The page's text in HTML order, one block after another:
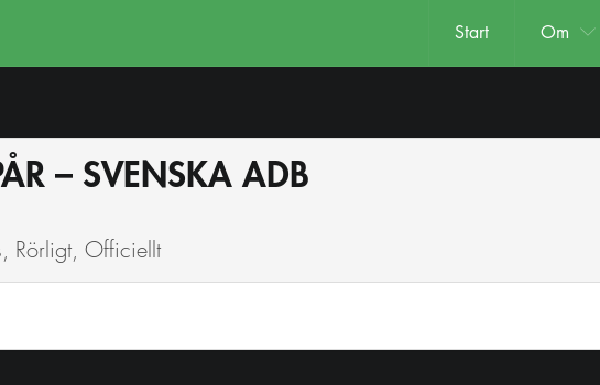
Start Om
– SVENSKA ADB
Rörligt, Officiellt